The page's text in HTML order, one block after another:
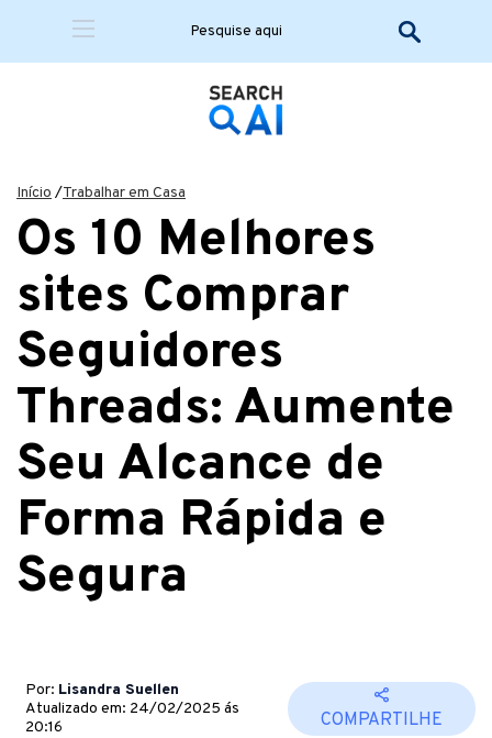
Início /Trabalhar em Casa
Os 10 Melhores
sites Comprar
Seguidores
Threads: Aumente
Seu Alcance de
Forma Rápida e
Segura
Por: Lisandra Suellen
Atualizado em: 24/02/2025 ás
20:16
COMPARTILHE